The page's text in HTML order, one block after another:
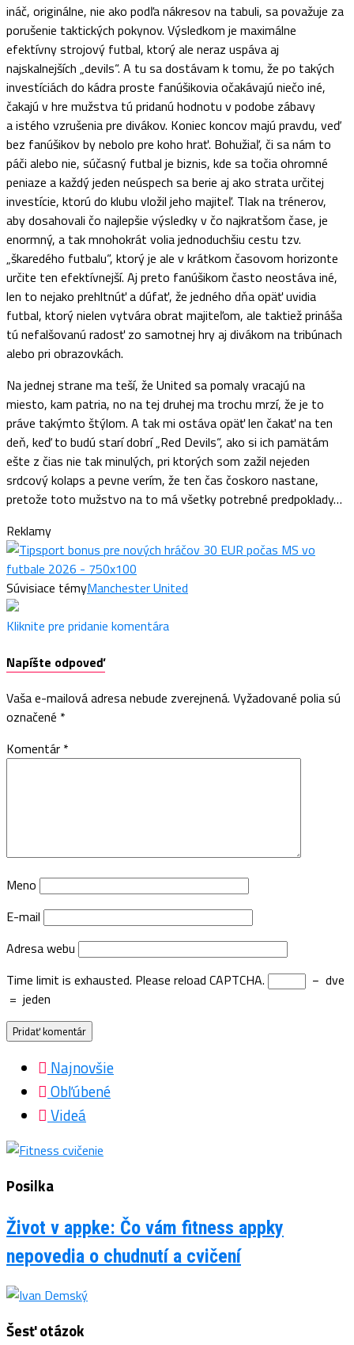
ináč, originálne, nie ako podľa nákresov na tabuli, sa považuje za
porušenie taktických pokynov. Výsledkom je maximálne
efektívny strojový futbal, ktorý ale neraz uspáva aj
najskalnejších „devils“. A tu sa dostávam k tomu, že po takých
investíciách do kádra proste fanúšikovia očakávajú niečo iné,
čakajú v hre mužstva tú pridanú hodnotu v podobe zábavy
a istého vzrušenia pre divákov. Koniec koncov majú pravdu, veď
bez fanúšikov by nebolo pre koho hrať. Bohužiaľ, či sa nám to
páči alebo nie, súčasný futbal je biznis, kde sa točia ohromné
peniaze a každý jeden neúspech sa berie aj ako strata určitej
investície, ktorú do klubu vložil jeho majiteľ. Tlak na trénerov,
aby dosahovali čo najlepšie výsledky v čo najkratšom čase, je
enormný, a tak mnohokrát volia jednoduchšiu cestu tzv.
„škaredého futbalu“, ktorý je ale v krátkom časovom horizonte
určite ten efektívnejší. Aj preto fanúšikom často neostáva iné,
len to nejako prehltnúť a dúfať, že jedného dňa opäť uvidia
futbal, ktorý nielen vytvára obrat majiteľom, ale taktiež prináša
tú nefalšovanú radosť zo samotnej hry aj divákom na tribúnach
alebo pri obrazovkách.
Na jednej strane ma teší, že United sa pomaly vracajú na
miesto, kam patria, no na tej druhej ma trochu mrzí, že je to
práve takýmto štýlom. A tak mi ostáva opäť len čakať na ten
deň, keď to budú starí dobrí „Red Devils“, ako si ich pamätám
ešte z čias nie tak minulých, pri ktorých som zažil nejeden
srdcový kolaps a pevne verím, že ten čas čoskoro nastane,
pretože toto mužstvo na to má všetky potrebné predpoklady…
Reklamy
Súvisiace témyManchester United
Kliknite pre pridanie komentára
Napíšte odpoveď
Vaša e-mailová adresa nebude zverejnená. Vyžadované polia sú
označené *
Komentár *
Meno
E-mail
Adresa webu
Time limit is exhausted. Please reload CAPTCHA.
− dve
= jeden
Najnovšie
Obľúbené
Videá
Posilka
Život v appke: Čo vám fitness appky
nepovedia o chudnutí a cvičení
Šesť otázok